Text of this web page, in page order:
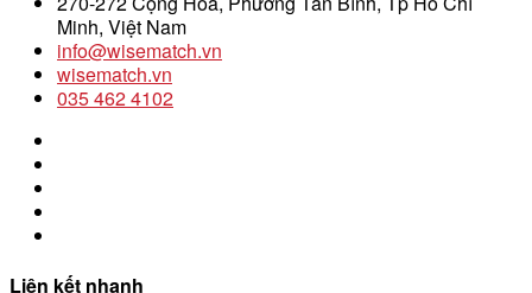
Minh, Việt Nam
info@wisematch.vn
wisematch.vn
035 462 4102
Liên kết nhanh